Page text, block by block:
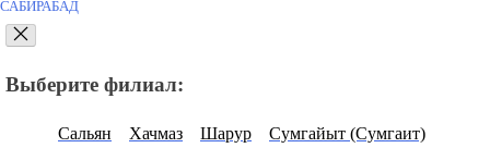
САБИРАБАД
Выберите филиал:
Сальян Хачмаз Шарур
Сумгайыт (Сумгаит)